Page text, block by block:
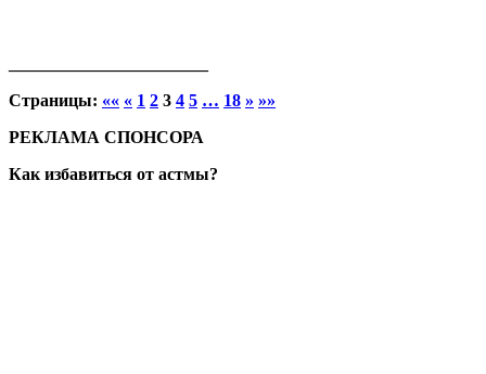
Страницы: «« « 1 2 3 4 5 … 18 » »»
РЕКЛАМА СПОНСОРА
Как избавиться от астмы?